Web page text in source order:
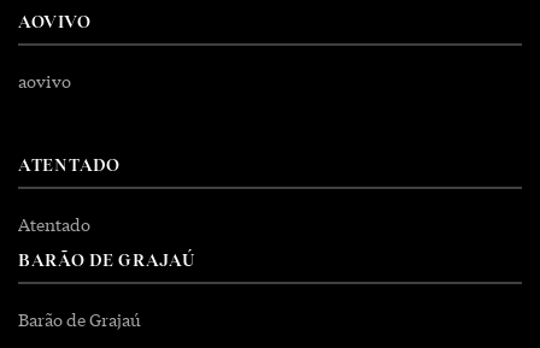
AOVIVO
aovivo
ATENTADO
Atentado
BARÃO DE GRAJAÚ
Barão de Grajaú